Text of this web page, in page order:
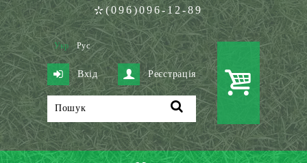
(096)096-12-89
Укр Рус
Вхід Реєстрація